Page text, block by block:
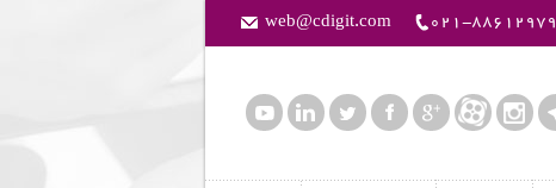
021-88612979
web@cdigit.com